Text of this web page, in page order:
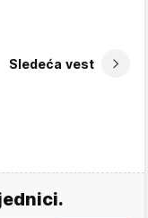
Sledeća vest